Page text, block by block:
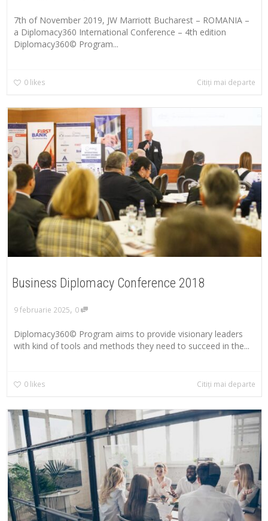
7th of November 2019, JW Marriott Bucharest – ROMANIA –
a Diplomacy360 International Conference – 4th edition
Diplomacy360© Program...
0 likes Citiți mai departe
Business Diplomacy Conference 2018
9 februarie 2025, 0
Diplomacy360© Program aims to provide visionary leaders
with kind of tools and methods they need to succeed in the...
0 likes Citiți mai departe